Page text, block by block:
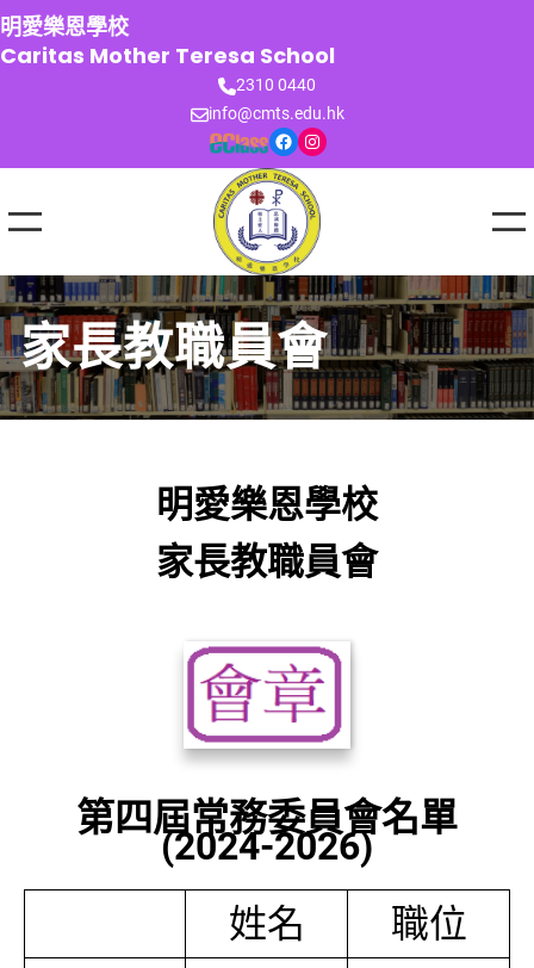
跳
至
主
明愛樂恩學校
Caritas Mother Teresa School
2310 0440
info@cmts.edu.hk
Facebook Instagram
家長教職員會
明愛樂恩學校
家長教職員會
第四屆常務委員會名單
(2024-2026)
姓名
職位